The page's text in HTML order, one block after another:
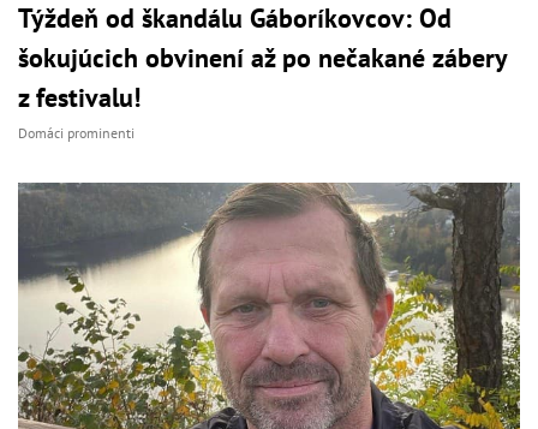
Týždeň od škandálu Gáboríkovcov: Od
šokujúcich obvinení až po nečakané zábery
z festivalu!
Domáci prominenti